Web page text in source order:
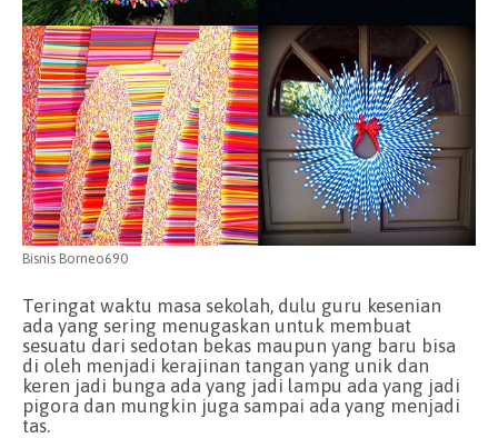
Bisnis Borneo690
Teringat waktu masa sekolah, dulu guru kesenian
ada yang sering menugaskan untuk membuat
sesuatu dari sedotan bekas maupun yang baru bisa
di oleh menjadi kerajinan tangan yang unik dan
keren jadi bunga ada yang jadi lampu ada yang jadi
pigora dan mungkin juga sampai ada yang menjadi
tas.